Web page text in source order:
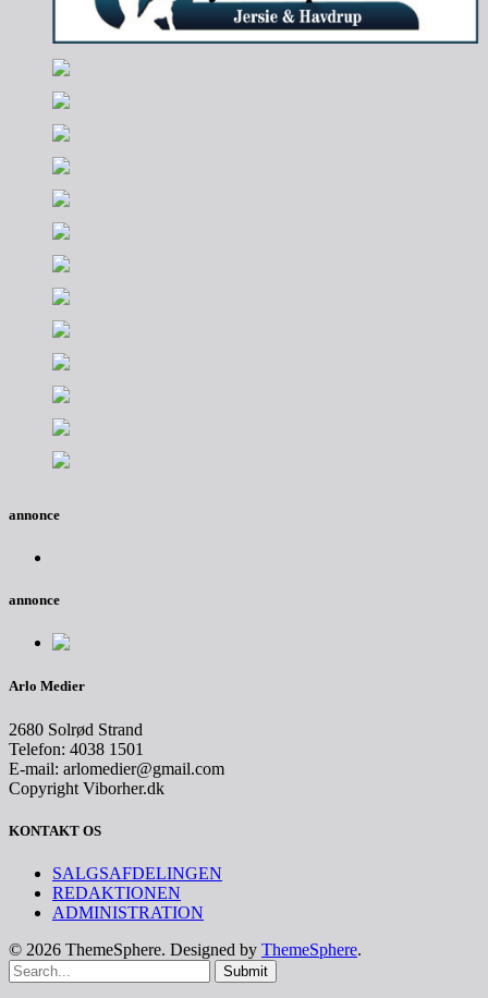
annonce
annonce
Arlo Medier
2680 Solrød Strand
Telefon: 4038 1501
E-mail: arlomedier@gmail.com
Copyright Viborher.dk
KONTAKT OS
SALGSAFDELINGEN
REDAKTIONEN
ADMINISTRATION
© 2026 ThemeSphere. Designed by ThemeSphere.
Submit